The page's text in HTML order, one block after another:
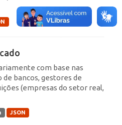
com base nas
bancos, gestores de
(empresas do setor real,
JSON